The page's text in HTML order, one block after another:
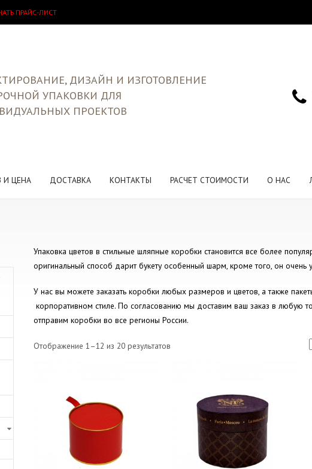
ПРАЙС-ЛИСТ
ДИЗАЙН И ИЗГОТОВЛЕНИЕ
УПАКОВКИ ДЛЯ
ПРОЕКТОВ
И ЦЕНА ДОСТАВКА КОНТАКТЫ РАСЧЕТ СТОИМОСТИ О НАС
Упаковка цветов в стильные шляпные коробки становится все более
оригинальный способ дарит букету особенный шарм, кроме того, он очень
У нас вы можете заказать коробки любых размеров и цветов, а также
корпоративном стиле. По согласованию мы доставим ваш заказ в любую
отправим коробки во все регионы России.
Отображение 1–12 из 20 результатов